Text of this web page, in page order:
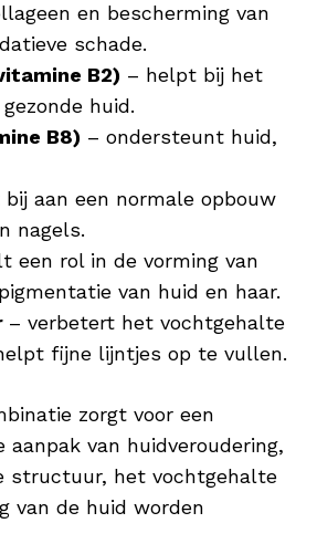
en bescherming van
schade.
B2) – helpt bij het
huid.
B8) – ondersteunt huid,
aan een normale opbouw
nagels.
een rol in de vorming van
van huid en haar.
– verbetert het vochtgehalte
fijne lijntjes op te vullen.
zorgt voor een
van huidveroudering,
structuur, het vochtgehalte
van de huid worden